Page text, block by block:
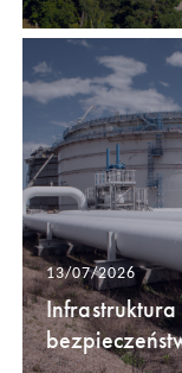
13/07/2026
Infrastruktura